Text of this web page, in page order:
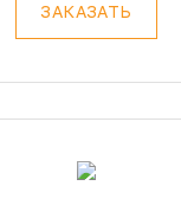
ЗАКАЗАТЬ